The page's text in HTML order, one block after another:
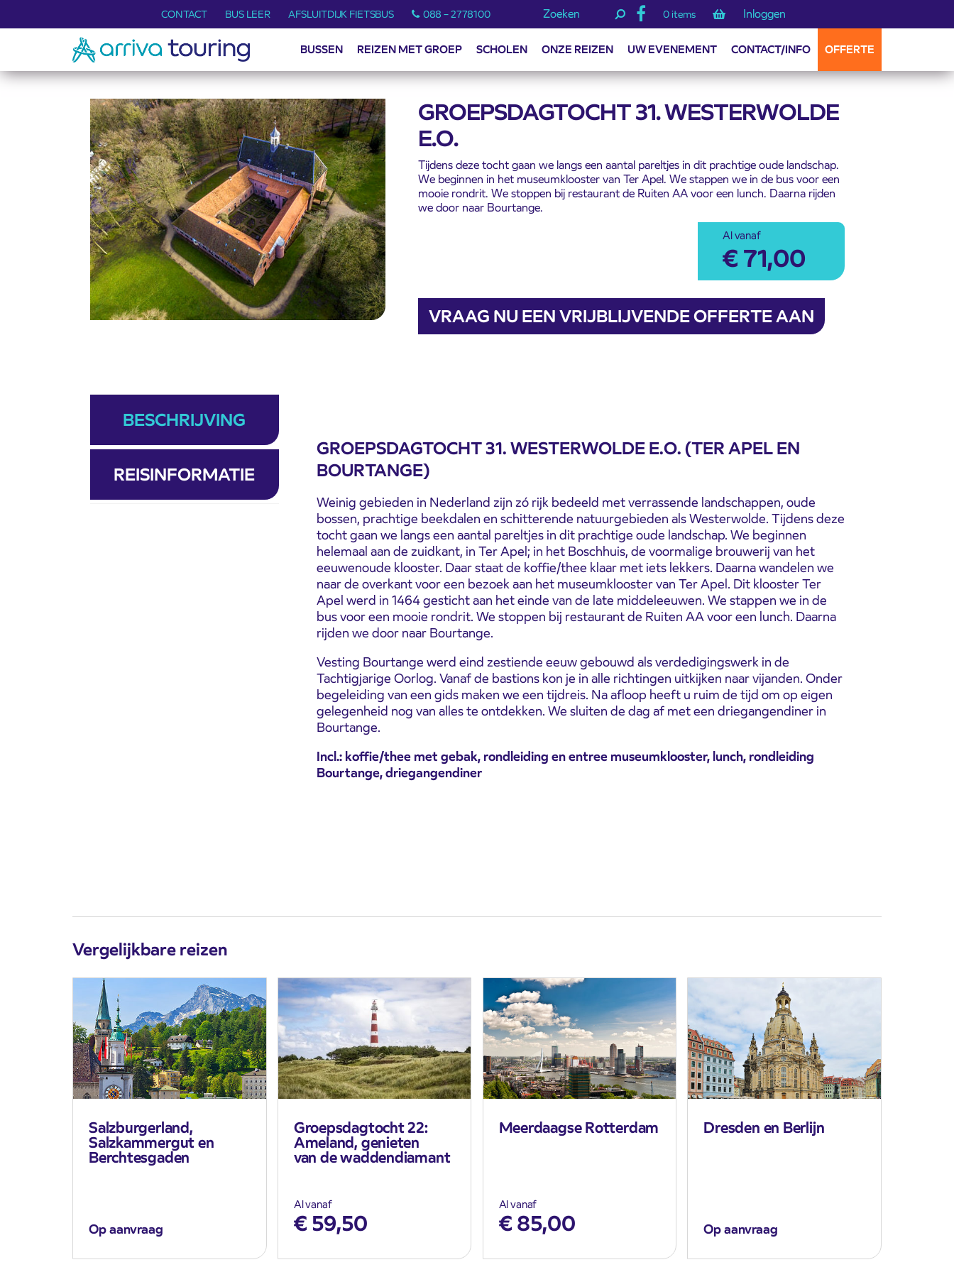
CONTACT BUS LEER AFSLUITDIJK FIETSBUS 088 – 2778100 Zoeken 0 items Inloggen
BUSSEN REIZEN MET GROEP SCHOLEN ONZE REIZEN UW EVENEMENT CONTACT/INFO OFFERTE
GROEPSDAGTOCHT 31. WESTERWOLDE
E.O.
Tijdens deze tocht gaan we langs een aantal pareltjes in dit prachtige oude landschap.
We beginnen in het museumklooster van Ter Apel. We stappen we in de bus voor een
mooie rondrit. We stoppen bij restaurant de Ruiten AA voor een lunch. Daarna rijden
we door naar Bourtange.
Al vanaf
€ 71,00
VRAAG NU EEN VRIJBLIJVENDE OFFERTE AAN
BESCHRIJVING
REISINFORMATIE
GROEPSDAGTOCHT 31. WESTERWOLDE E.O. (TER APEL EN
BOURTANGE)
Weinig gebieden in Nederland zijn zó rijk bedeeld met verrassende landschappen, oude
bossen, prachtige beekdalen en schitterende natuurgebieden als Westerwolde. Tijdens deze
tocht gaan we langs een aantal pareltjes in dit prachtige oude landschap. We beginnen
helemaal aan de zuidkant, in Ter Apel; in het Boschhuis, de voormalige brouwerij van het
eeuwenoude klooster. Daar staat de koffie/thee klaar met iets lekkers. Daarna wandelen we
naar de overkant voor een bezoek aan het museumklooster van Ter Apel. Dit klooster Ter
Apel werd in 1464 gesticht aan het einde van de late middeleeuwen. We stappen we in de
bus voor een mooie rondrit. We stoppen bij restaurant de Ruiten AA voor een lunch. Daarna
rijden we door naar Bourtange.
Vesting Bourtange werd eind zestiende eeuw gebouwd als verdedigingswerk in de
Tachtigjarige Oorlog. Vanaf de bastions kon je in alle richtingen uitkijken naar vijanden. Onder
begeleiding van een gids maken we een tijdreis. Na afloop heeft u ruim de tijd om op eigen
gelegenheid nog van alles te ontdekken. We sluiten de dag af met een driegangendiner in
Bourtange.
Incl.: koffie/thee met gebak, rondleiding en entree museumklooster, lunch, rondleiding
Bourtange, driegangendiner
Vergelijkbare reizen
Salzburgerland,
Salzkammergut en
Berchtesgaden
Op aanvraag
Groepsdagtocht 22:
Ameland, genieten
van de waddendiamant
Al vanaf
€59,50
Meerdaagse Rotterdam
Al vanaf
€85,00
Dresden en Berlijn
Op aanvraag